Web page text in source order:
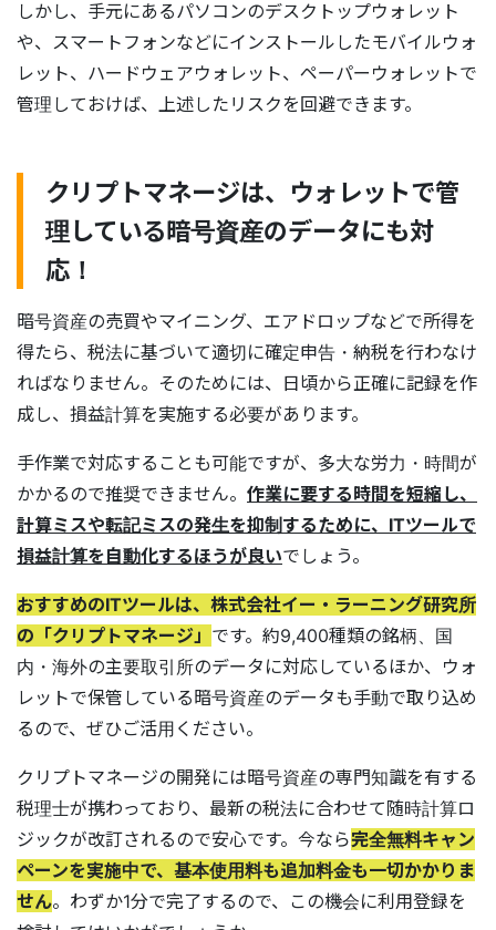
しかし、手元にあるパソコンのデスクトップウォレット
や、スマートフォンなどにインストールしたモバイルウォ
レット、ハードウェアウォレット、ペーパーウォレットで
管理しておけば、上述したリスクを回避できます。
クリプトマネージは、ウォレットで管
理している暗号資産のデータにも対
応！
暗号資産の売買やマイニング、エアドロップなどで所得を
得たら、税法に基づいて適切に確定申告・納税を行わなけ
ればなりません。そのためには、日頃から正確に記録を作
成し、損益計算を実施する必要があります。
手作業で対応することも可能ですが、多大な労力・時間が
かかるので推奨できません。 作業に要する時間を短縮し、
計算ミスや転記ミスの発生を抑制するために、ITツールで
損益計算を自動化するほうが良いでしょう。
おすすめのITツールは、株式会社イー・ラーニング研究所
の「クリプトマネージ」 です。約9,400種類の銘柄、国
内・海外の主要取引所のデータに対応しているほか、ウォ
レットで保管している暗号資産のデータも手動で取り込め
るので、ぜひご活用ください。
クリプトマネージの開発には暗号資産の専門知識を有する
税理士が携わっており、最新の税法に合わせて随時計算ロ
ジックが改訂されるので安心です。今なら完全無料キャン
ペーンを実施中で、基本使用料も追加料金も一切かかりま
せん。わずか1分で完了するので、この機会に利用登録を